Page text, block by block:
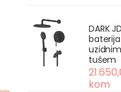
DARK
tušem
kom